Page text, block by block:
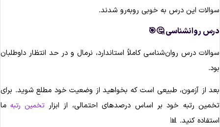
این درس به خوبی روبه‌رو شدند.
روانشناسی 🤔🎯
درس روان‌شناسی کاملاً استاندارد، نرمال و در حد انتظار داوطلبان
از آزمون، طبیعی است که بخواهید از وضعیت خود مطلع شوید. برای
رتبه خود بر اساس درصدهای احتمالی، از ابزار تخمین رتبهما
کنید. 📊